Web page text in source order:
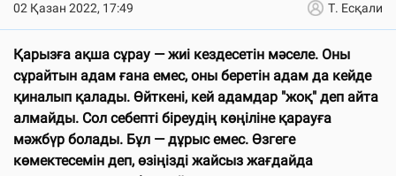
02 Қазан 2022, 17:49 Т. Есқали
Қарызға ақша сұрау — жиі кездесетін мәселе. Оны
сұрайтын адам ғана емес, оны беретін адам да кейде
қиналып қалады. Өйткені, кей адамдар "жоқ" деп айта
алмайды. Сол себепті біреудің көңіліне қарауға
мәжбүр болады. Бұл — дұрыс емес. Өзгеге
көмектесемін деп, өзіңізді жайсыз жағдайда